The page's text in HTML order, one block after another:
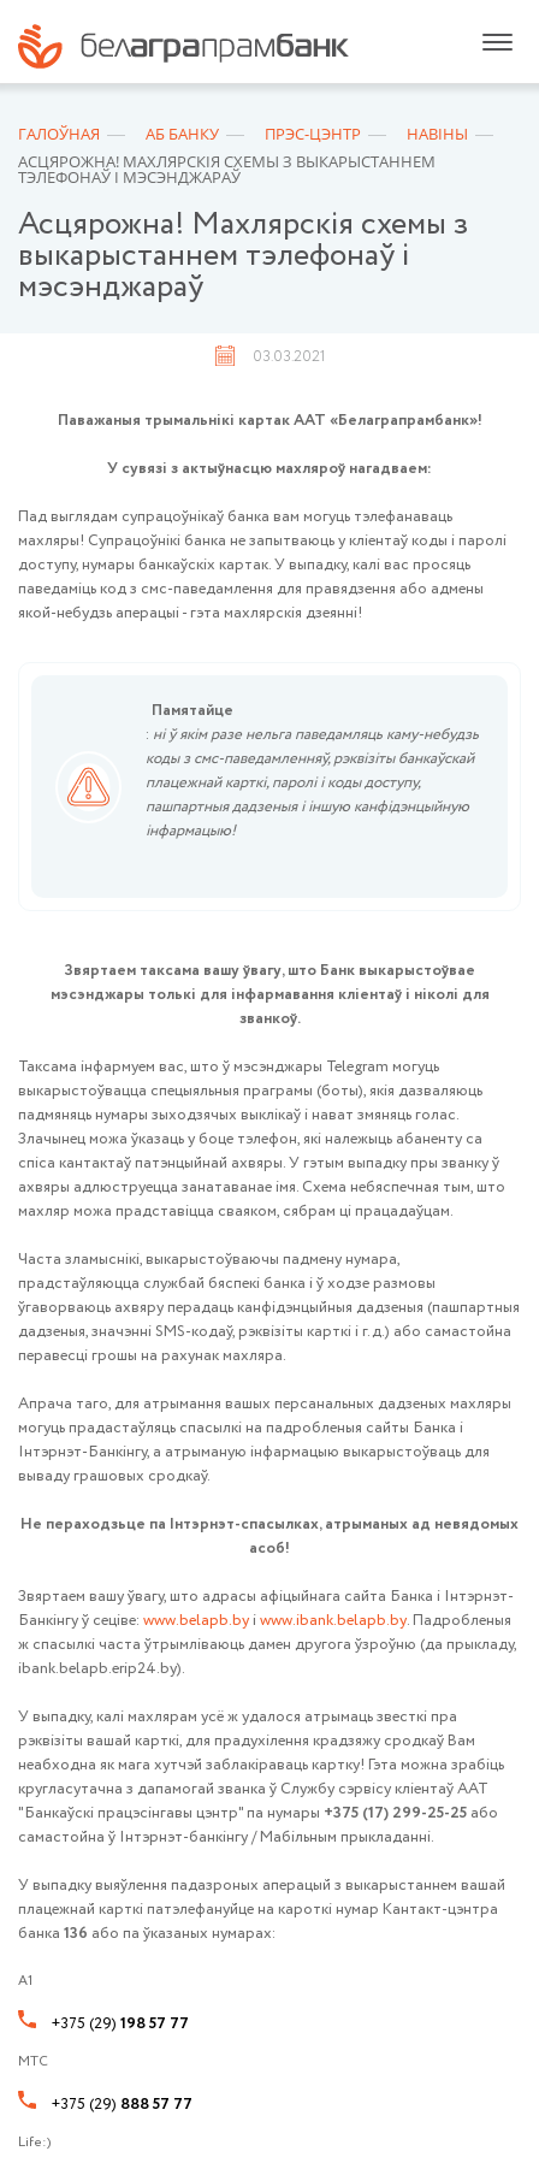
ГАЛОЎНАЯ АБ БАНКУ ПРЭС-ЦЭНТР
НАВІНЫ
АСЦЯРОЖНА! МАХЛЯРСКІЯ СХЕМЫ З ВЫКАРЫСТАННЕМ
ТЭЛЕФОНАЎ І МЭСЭНДЖАРАЎ
Асцярожна! Махлярскія схемы з
выкарыстаннем тэлефонаў і
мэсэнджараў
03.03.2021
Паважаныя трымальнікі картак ААТ «Белаграпрамбанк»!
У сувязі з актыўнасцю махляроў нагадваем:
Пад выглядам супрацоўнікаў банка вам могуць тэлефанаваць
махляры! Супрацоўнікі банка не запытваюць у кліентаў коды і паролі
доступу, нумары банкаўскіх картак. У выпадку, калі вас просяць
паведаміць код з смс-паведамлення для правядзення або адмены
якой-небудзь аперацыі - гэта махлярскія дзеянні!
Памятайце
: ні ў якім разе нельга паведамляць каму-небудзь
коды з смс-паведамленняў, рэквізіты банкаўскай
плацежнай карткі, паролі і коды доступу,
пашпартныя дадзеныя і іншую канфідэнцыйную
інфармацыю!
Звяртаем таксама вашу ўвагу, што Банк выкарыстоўвае
мэсэнджары толькі для інфармавання кліентаў і ніколі для
званкоў.
Таксама інфармуем вас, што ў мэсэнджары Telegram могуць
выкарыстоўвацца спецыяльныя праграмы (боты), якія дазваляюць
падмяняць нумары зыходзячых выклікаў і нават змяняць голас.
Злачынец можа ўказаць у боце тэлефон, які належыць абаненту са
спіса кантактаў патэнцыйнай ахвяры. У гэтым выпадку пры званку ў
ахвяры адлюструецца занатаванае імя. Схема небяспечная тым, што
махляр можа прадставіцца сваяком, сябрам ці працадаўцам.
Часта зламыснікі, выкарыстоўваючы падмену нумара,
прадстаўляюцца службай бяспекі банка і ў ходзе размовы
ўгаворваюць ахвяру перадаць канфідэнцыйныя дадзеныя (пашпартныя
дадзеныя, значэнні SMS-кодаў, рэквізіты карткі і г.д.) або самастойна
перавесці грошы на рахунак махляра.
Апрача таго, для атрымання вашых персанальных дадзеных махляры
могуць прадастаўляць спасылкі на падробленыя сайты Банка і
Інтэрнэт-Банкінгу, а атрыманую інфармацыю выкарыстоўваць для
вываду грашовых сродкаў.
Не пераходзьце па Інтэрнэт-спасылках, атрыманых ад невядомых
асоб!
Звяртаем вашу ўвагу, што адрасы афіцыйнага сайта Банка і Інтэрнэт-
Банкінгу ў сеціве: www.belapb.by іwww.ibank.belapb.by. Падробленыя
ж спасылкі часта ўтрымліваюць дамен другога ўзроўню (да прыкладу,
ibank.belapb.erip24.by).
У выпадку, калі махлярам усё ж удалося атрымаць звесткі пра
рэквізіты вашай карткі, для прадухілення крадзяжу сродкаў Вам
неабходна як мага хутчэй заблакіраваць картку! Гэта можна зрабіць
кругласутачна з дапамогай званка ў Службу сэрвісу кліентаў ААТ
"Банкаўскі працэсінгавы цэнтр" па нумары +375 (17) 299-25-25 або
самастойна ў Інтэрнэт-банкінгу / Мабільным прыкладанні.
У выпадку выяўлення падазроных аперацый з выкарыстаннем вашай
плацежнай карткі патэлефануйце на кароткі нумар Кантакт-цэнтра
банка 136 або па ўказаных нумарах:
A1
+375 (29) 198 57 77
МТС
+375 (29) 888 57 77
Life:)